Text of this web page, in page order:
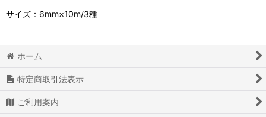
サイズ：6mm×10m/3種
ホーム
特定商取引法表示
ご利用案内